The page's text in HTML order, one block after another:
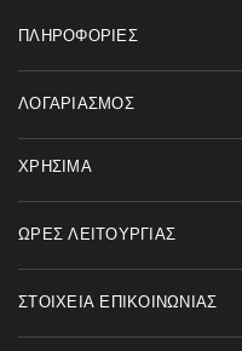
ΠΛΗΡΟΦΟΡΊΕΣ
ΛΟΓΑΡΙΑΣΜΌΣ
ΧΡΉΣΙΜΑ
ΏΡΕΣ ΛΕΙΤΟΥΡΓΊΑΣ
ΣΤΟΙΧΕΊΑ ΕΠΙΚΟΙΝΩΝΊΑΣ